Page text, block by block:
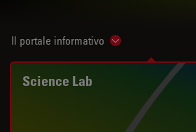
Il portale informativo Show subnavigation
Science Lab